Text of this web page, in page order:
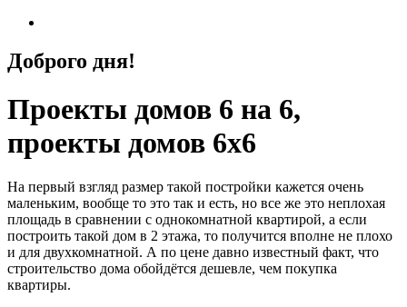
Доброго дня!
Проекты домов 6 на 6,
проекты домов 6х6
На первый взгляд размер такой постройки кажется очень
маленьким, вообще то это так и есть, но все же это неплохая
площадь в сравнении с однокомнатной квартирой, а если
построить такой дом в 2 этажа, то получится вполне не плохо
и для двухкомнатной. А по цене давно известный факт, что
строительство дома обойдётся дешевле, чем покупка
квартиры.